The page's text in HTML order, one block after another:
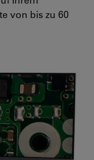
von bis zu 60